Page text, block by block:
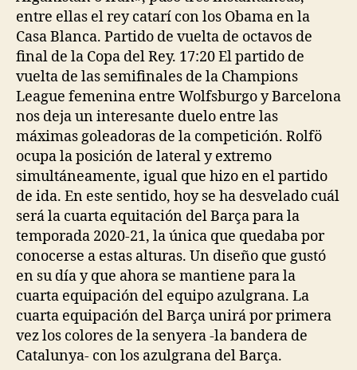
entre ellas el rey catarí con los Obama en la
Casa Blanca. Partido de vuelta de octavos de
final de la Copa del Rey. 17:20 El partido de
vuelta de las semifinales de la Champions
League femenina entre Wolfsburgo y Barcelona
nos deja un interesante duelo entre las
máximas goleadoras de la competición. Rolfö
ocupa la posición de lateral y extremo
simultáneamente, igual que hizo en el partido
de ida. En este sentido, hoy se ha desvelado cuál
será la cuarta equitación del Barça para la
temporada 2020-21, la única que quedaba por
conocerse a estas alturas. Un diseño que gustó
en su día y que ahora se mantiene para la
cuarta equipación del equipo azulgrana. La
cuarta equipación del Barça unirá por primera
vez los colores de la senyera -la bandera de
Catalunya- con los azulgrana del Barça.